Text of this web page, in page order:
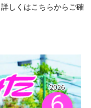
しくはこちらからご確